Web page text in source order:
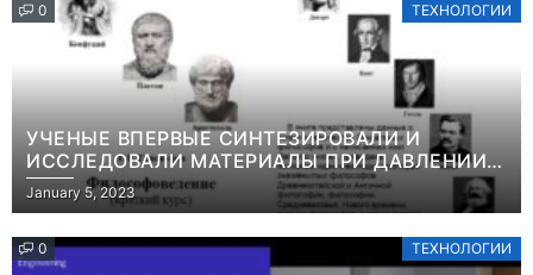
0 ТЕХНОЛОГИИ
УЧЕНЫЕ ВПЕРВЫЕ СИНТЕЗИРОВАЛИ И
ИССЛЕДОВАЛИ МАТЕРИАЛЫ ПРИ ДАВЛЕНИИ
СВЫШЕ ТЕРАПАСКАЛЯИНФОРМАЦИЯ
January 5, 2023
0 ТЕХНОЛОГИИ